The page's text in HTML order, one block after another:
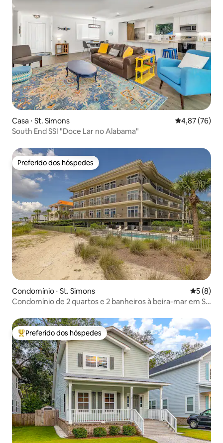
Casa ⋅ St. Simons 4,87 de uma
4,87 (76)
South End SSI "Doce Lar no Alabama"
Preferido dos hóspedes
Preferido dos hóspedes
Condomínio ⋅ St. Simons 5 de
5 (8)
Condomínio de 2 quartos e 2 banheiros à beira-mar em St.
Entre os melhores preferidos dos hóspedes
Preferido dos hóspedes